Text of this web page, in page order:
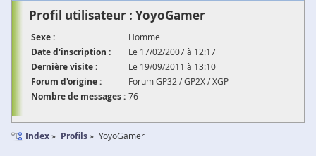
Profil utilisateur : YoyoGamer
Sexe : Homme
Date d'inscription : Le 17/02/2007 à 12:17
Dernière visite : Le 19/09/2011 à 13:10
Forum d'origine : Forum GP32 / GP2X / XGP
Nombre de messages : 76
Index Profils YoyoGamer